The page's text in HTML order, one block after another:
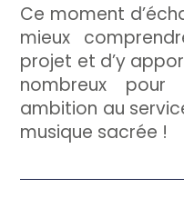
Ce moment
mieux
projet et d’y
nombreux
ambition au
musique sacrée !